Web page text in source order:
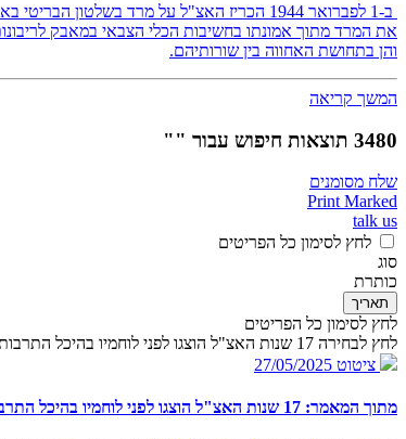
ב-1 לפברואר 1944 הכריז האצ"ל על מרד
את המרד מתוך אמונתו בחשיבות הכלי הצבאי במאבק
והן בתחושת האחווה בין שורותיהם.
המשך קריאה
3480 תוצאות חיפוש עבור ""
שלח מסומנים
Print Marked
talk us
לחץ לסימון כל הפריטים
סוג
כותרת
תאריך
לחץ לסימון כל הפריטים
לחץ לבחירה 17 שנות האצ"ל הוצגו לפני לוחמיו בהיכל התרבות
ציטוט 27/05/2025
מתוך המאמר: 17 שנות האצ"ל הוצגו לפני לוחמיו בהיכל התרבות